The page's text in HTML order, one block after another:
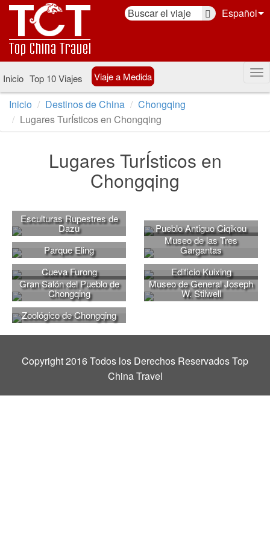
Español
Inicio Top 10 Viajes Viaje a Medida
Inicio Destinos de China
Chongqing
Lugares TurÍsticos en Chongqing
Lugares TurÍsticos en
Chongqing
Esculturas Rupestres de
Dazu
Pueblo Antiguo Ciqikou
Parque Eling
Museo de las Tres
Gargantas
Cueva Furong
Edificio Kuixing
Gran Salón del Pueblo de
Chongqing
Museo de General Joseph
W. Stilwell
Zoológico de Chongqing
Copyright 2016 Todos los Derechos Reservados Top
China Travel